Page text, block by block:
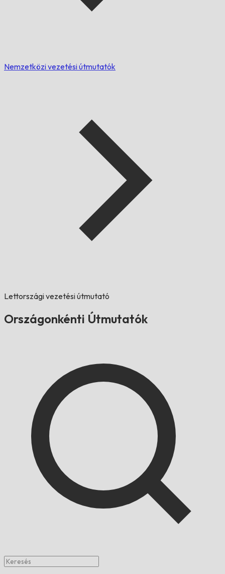
Nemzetközi vezetési útmutatók
Lettországi vezetési útmutató
Országonkénti Útmutatók